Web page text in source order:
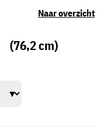
Naar overzicht
(76,2 cm)